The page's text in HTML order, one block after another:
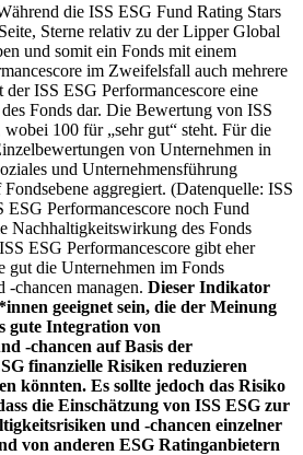
die ISS ESG Fund Rating Stars
Sterne relativ zu der Lipper Global
und somit ein Fonds mit einem
im Zweifelsfall auch mehrere
der ISS ESG Performancescore eine
Fonds dar. Die Bewertung von ISS
100 für „sehr gut“ steht. Für die
von Unternehmen in
und Unternehmensführung
aggregiert. (Datenquelle: ISS
Performancescore noch Fund
Nachhaltigkeitswirkung des Fonds
ESG Performancescore gibt eher
gut die Unternehmen im Fonds
chancen managen. Dieser Indikator
geeignet sein, die der Meinung
gute Integration von
-chancen auf Basis der
finanzielle Risiken reduzieren
könnten. Es sollte jedoch das Risiko
die Einschätzung von ISS ESG zur
und -chancen einzelner
von anderen ESG Ratinganbietern